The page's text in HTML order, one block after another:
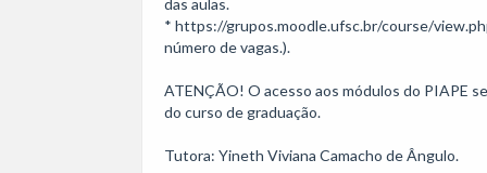
das aulas.
* https://grupos.moodle.ufsc.br/course/
número de vagas.).
ATENÇÃO! O acesso aos módulos do PIAPE
do curso de graduação.
Tutora: Yineth Viviana Camacho de Ângulo.